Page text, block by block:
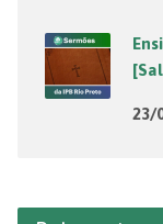
23/